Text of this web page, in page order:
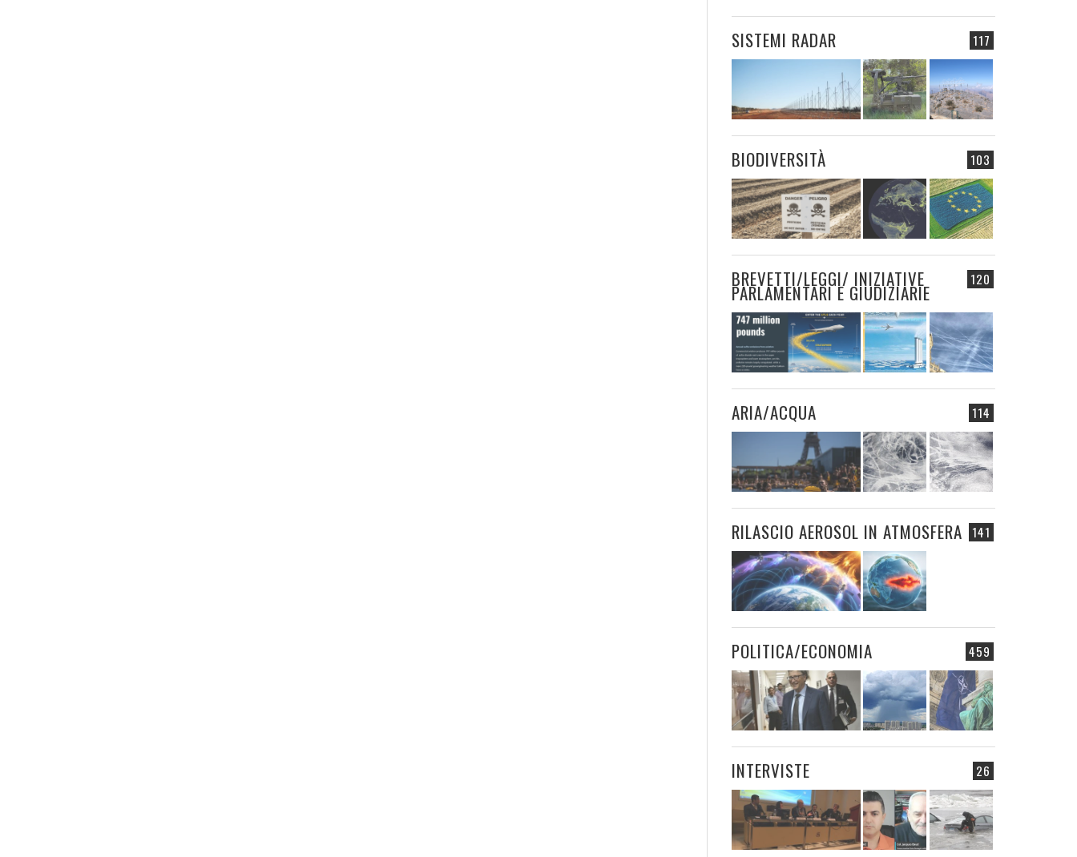
117
SISTEMI RADAR
103
BIODIVERSITÀ
120
BREVETTI/LEGGI/ INIZIATIVE
PARLAMENTARI E GIUDIZIARIE
114
ARIA/ACQUA
141
RILASCIO AEROSOL IN ATMOSFERA
459
POLITICA/ECONOMIA
26
INTERVISTE